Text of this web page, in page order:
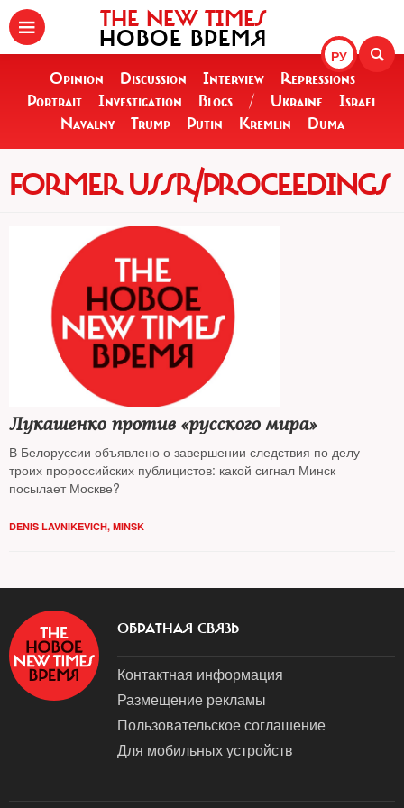
РУ
THE NEW TIMES
НОВОЕ ВРЕМЯ
Opinion Discussion Interview
Repressions
Portrait
Investigation Blogs / Ukraine
Israel
Navalny
Trump Putin Kremlin Duma
FORMER USSR/PROCEEDINGS
Лукашенко против «русского мира»
В Белоруссии объявлено о завершении следствия по делу
троих пророссийских публицистов: какой сигнал Минск
посылает Москве?
DENIS LAVNIKEVICH, MINSK
ОБРАТНАЯ СВЯЗЬ
Контактная информация
Размещение рекламы
Пользовательское соглашение
Для мобильных устройств